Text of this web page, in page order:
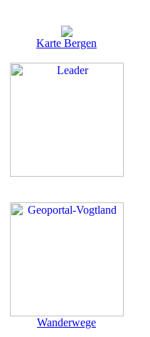
Karte Bergen
Wanderwege